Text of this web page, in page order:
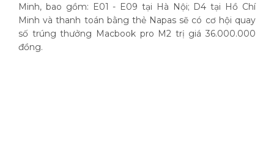
Minh, bao gồm: E01 - E09 tại Hà Nội; D4 tại Hồ Chí
Minh và thanh toán bằng thẻ Napas sẽ có cơ hội quay
số trúng thưởng Macbook pro M2 trị giá 36.000.000
đồng.